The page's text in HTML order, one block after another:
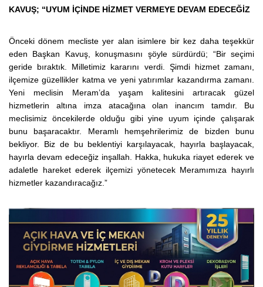
KAVUŞ; “UYUM İÇİNDE HİZMET VERMEYE DEVAM EDECEĞİZ
Önceki dönem mecliste yer alan isimlere bir kez daha teşekkür
eden Başkan Kavuş, konuşmasını şöyle sürdürdü; “Bir seçimi
geride bıraktık. Milletimiz kararını verdi. Şimdi hizmet zamanı,
ilçemize güzellikler katma ve yeni yatırımlar kazandırma zamanı.
Yeni meclisin Meram’da yaşam kalitesini artıracak güzel
hizmetlerin altına imza atacağına olan inancım tamdır. Bu
meclisimiz öncekilerde olduğu gibi yine uyum içinde çalışarak
bunu başaracaktır. Meramlı hemşehrilerimiz de bizden bunu
bekliyor. Biz de bu beklentiyi karşılayacak, hayırla başlayacak,
hayırla devam edeceğiz inşallah. Hakka, hukuka riayet ederek ve
adaletle hareket ederek ilçemizi yönetecek Meramımıza hayırlı
hizmetler kazandıracağız.”